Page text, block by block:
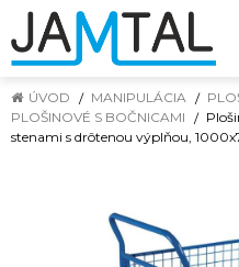
ÚVOD MANIPULÁCIA
PLOŠINOVÉ S BOČNICAMI
stenami s drôtenou výplňou,